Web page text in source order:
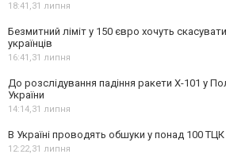
18:41,31 липня
Безмитний ліміт у 150 євро хочуть
українців
16:41,31 липня
До розслідування падіння ракети Х-101 у
України
14:14,31 липня
В Україні проводять обшуки у понад 100 ТЦК
12:22,31 липня